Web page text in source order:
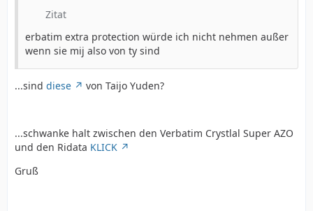
Zitat
erbatim extra protection würde ich nicht nehmen außer
wenn sie mij also von ty sind
...sind diese von Taijo Yuden?
...schwanke halt zwischen den Verbatim Crystlal Super AZO
und den Ridata KLICK
Gruß